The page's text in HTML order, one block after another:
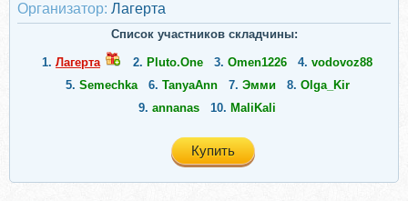
Организатор: Лагерта
Список участников складчины:
1. Лагерта 2. Pluto.One 3. Omen1226 4. vodovoz88
5. Semechka 6. TanyaAnn 7. Эмми 8. Olga_Kir
9. annanas 10. MaliKali
Купить